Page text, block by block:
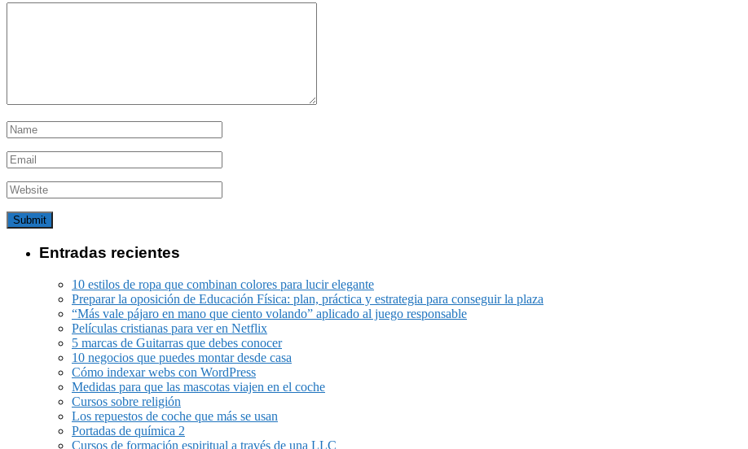
Entradas recientes
10 estilos de ropa que combinan colores para lucir elegante
Preparar la oposición de Educación Física: plan, práctica y estrategia para conseguir la plaza
“Más vale pájaro en mano que ciento volando” aplicado al juego responsable
Películas cristianas para ver en Netflix
5 marcas de Guitarras que debes conocer
10 negocios que puedes montar desde casa
Cómo indexar webs con WordPress
Medidas para que las mascotas viajen en el coche
Cursos sobre religión
Los repuestos de coche que más se usan
Portadas de química 2
Cursos de formación espiritual a través de una LLC